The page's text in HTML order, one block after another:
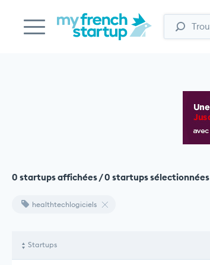
0 startups affichées / 0 startups sélectionnées
healthtechlogiciels
Startups